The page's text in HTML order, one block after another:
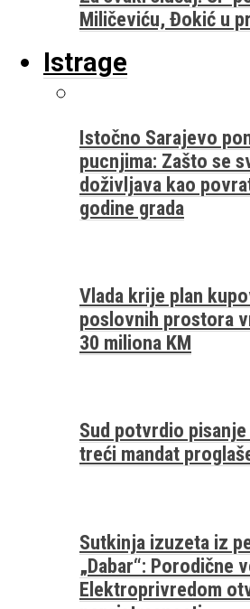
Miličeviću, Đokić u
Istrage
Istočno Sarajevo
pucnjima: Zašto se
doživljava kao
godine grada
Vlada krije plan
poslovnih prostora
30 miliona KM
Sud potvrdio pisanje
treći mandat
Sutkinja izuzeta iz
„Dabar“: Porodične
Elektroprivredom